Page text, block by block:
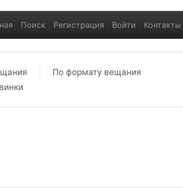
Поиск Регистрация Войти Контакты
По формату вещания